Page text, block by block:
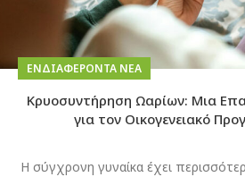
ΕΝΔΙΑΦΈΡΟΝΤΑ ΝΈΑ
Κρυοσυντήρηση Ωαρίων: Μια
για τον Οικογενειακό
Η σύγχρονη γυναίκα έχει